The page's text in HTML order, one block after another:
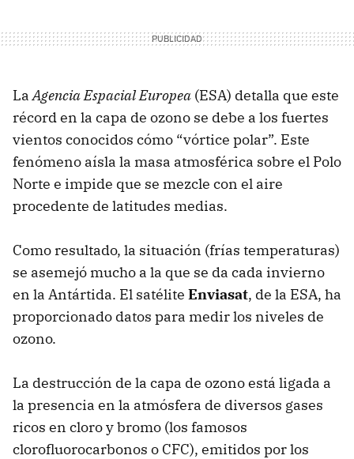
LaAgencia Espacial Europea (ESA) detalla que este
récord en la capa de ozono se debe a los fuertes
vientos conocidos cómo “vórtice polar”. Este
fenómeno aísla la masa atmosférica sobre el Polo
Norte e impide que se mezcle con el aire
procedente de latitudes medias.
Como resultado, la situación (frías temperaturas)
se asemejó mucho a la que se da cada invierno
en la Antártida. El satélite Enviasat, de la ESA, ha
proporcionado datos para medir los niveles de
ozono.
La destrucción de la capa de ozono está ligada a
la presencia en la atmósfera de diversos gases
ricos en cloro y bromo (los famosos
clorofluorocarbonos o CFC), emitidos por los